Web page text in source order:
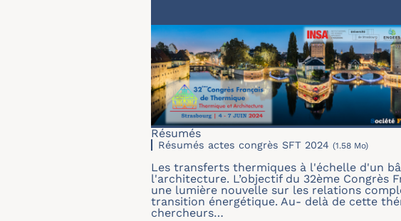
Résumés
Résumés actes congrès SFT 2024 (1.58 Mo)
Les transferts thermiques à l'échelle d'un
l'architecture. L’objectif du 32ème
une lumière nouvelle sur les relations
transition énergétique. Au- delà de cette
chercheurs…